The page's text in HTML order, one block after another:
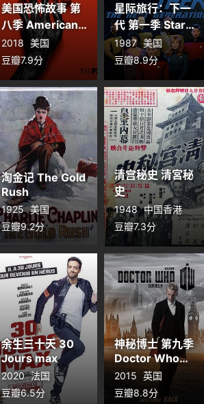
美国恐怖故事 第
八季 American
Horror Story
Season 8
2018 美国
豆瓣7.9分
星际旅行：下一
代 第一季 Star
Trek: The Next
Generation
Season 1
1987 美国
豆瓣8.9分
淘金记 The Gold
Rush
1925 美国
豆瓣9.2分
清宫秘史 清宮秘
史
1948 中国香港
豆瓣7.3分
余生三十天 30
Jours max
2020 法国
豆瓣6.5分
神秘博士 第九季
Doctor Who
Season 9
2015
英国
豆瓣8.8分